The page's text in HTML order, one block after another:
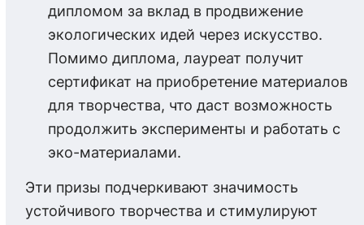
дипломом за вклад в продвижение
экологических идей через искусство.
Помимо диплома, лауреат получит
сертификат на приобретение материалов
для творчества, что даст возможность
продолжить эксперименты и работать с
эко-материалами.
Эти призы подчеркивают значимость
устойчивого творчества и стимулируют